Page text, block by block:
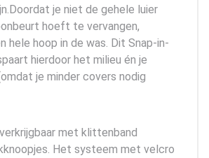
je niet de gehele luier
hoeft te vervangen,
hele hoop in de was. Dit Snap-in-
hierdoor het milieu én je
je minder covers nodig
met klittenband
Het systeem met velcro